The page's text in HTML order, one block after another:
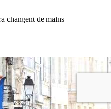
changent de mains